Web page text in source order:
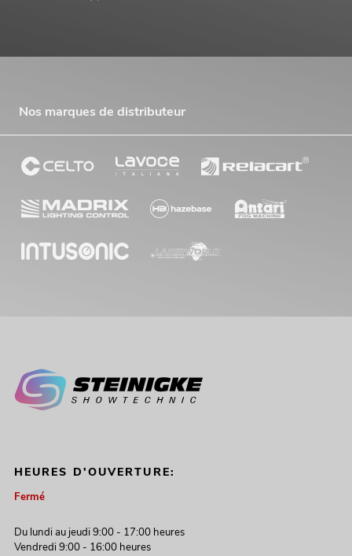
Nos marques de distributeur
HEURES D'OUVERTURE:
Fermé
Du lundi au jeudi 9:00 - 17:00 heures
Vendredi 9:00 - 16:00 heures